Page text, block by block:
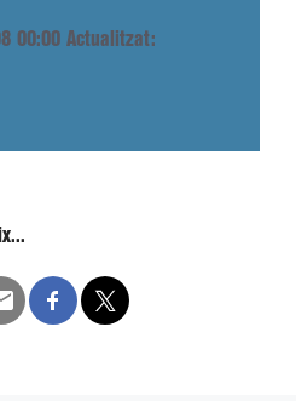
00:00 Actualitzat: